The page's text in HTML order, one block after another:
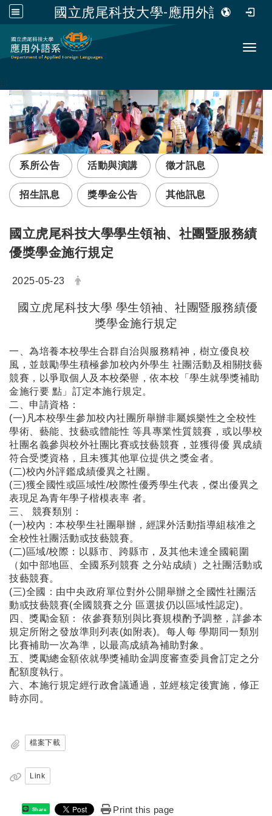
國立虎尾科技大學-應用外語系
跳到主要內容
:::
系所公告 活動與演講 徵才訊息
招生訊息 獎學金公告 其他訊息
國立虎尾科技大學學生領袖、社團暨服務績
優獎學金施行規定
日期：
2025-05-23 發布者：
國立虎尾科技大學 學生領袖、社團暨服務績優
獎學金施行規定
一、為培養本校學生合群自治與服務精神，樹立優良校
風，並鼓勵學生積極參加校內外學生 社團活動及相關技藝
競賽，以爭取個人及本校榮譽，依本校「學生就學獎補助
金施行要 點」訂定本施行規定。
二、申請資格：
(一)凡本校學生參加校內社團所舉辦非屬娛樂性之全校性
學術、藝能、技藝或體能性 等具專業性質競賽，或以學校
社團名義參與校外社團比賽或技藝競賽，並獲得優 異成績
符合受獎資格，且未獲其他單位提供之獎金者。
(二)校內外評鑑成績優異之社團。
(三)獲全國性或區域性/校際性優秀學生代表，傑出優異之
表現足為青年學子楷模表率 者。
三、 競賽類別：
(一)校內：本校學生社團舉辦，經課外活動指導組核准之
全校性社團活動或技藝競賽。
(二)區域/校際：以縣市、跨縣市，及其他未達全國範圍
（如中部地區、全國系列競賽 之分站成績）之社團活動或
技藝競賽。
(三)全國：由中央政府單位對外公開舉辦之全國性社團活
動或技藝競賽(全國競賽之分 區選拔仍以區域性認定)。
四、獎勵金額： 依參賽類別與比賽規模酌予調整，詳參本
規定所附之發放準則列表(如附表)。每人每 學期同一類別
比賽補助一次為準，以最高成績為補助對象。
五、獎勵總金額依就學獎補助金調度審查委員會訂定之分
配額度執行。
六、本施行規定經行政會議通過，並經核定後實施，修正
時亦同。
檔案下載
Link
Share Print this page